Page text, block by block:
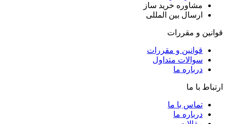
مشاوره خرید ساز
ارسال بین المللی
قوانین و مقررات
قوانین و مقررات
سوالات متداول
درباره ما
ارتباط با ما
تماس با ما
درباره ما